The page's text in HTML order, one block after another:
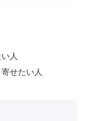
人
せたい人